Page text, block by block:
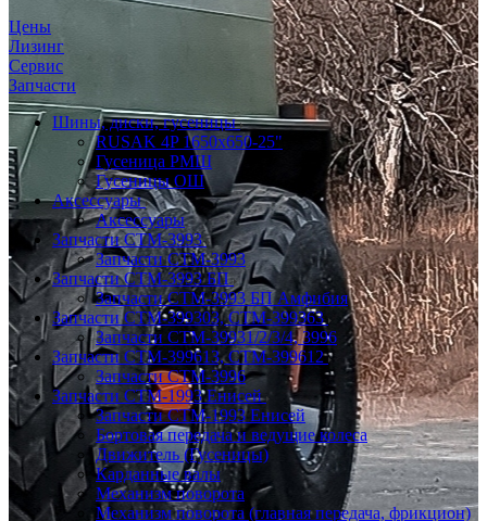
Цены
Лизинг
Сервис
Запчасти
Шины, диски, гусеницы
RUSAK 4P 1650х650-25"
Гусеница РМШ
Гусеницы ОШ
Аксессуары
Аксессуары
Запчасти СТМ-3993
Запчасти СТМ-3993
Запчасти СТМ-3993 БП
Запчасти СТМ-3993 БП Амфибия
Запчасти СТМ-399303, СТМ-399363
Запчасти СТМ-39931/2/3/4, 3996
Запчасти СТМ-399613, СТМ-399612
Запчасти СТМ-3996
Запчасти СТМ-1993 Енисей
Запчасти СТМ-1993 Енисей
Бортовая передача и ведущие колеса
Движитель (Гусеницы)
Карданные валы
Механизм поворота
Механизм поворота (главная передача, фрикцион)